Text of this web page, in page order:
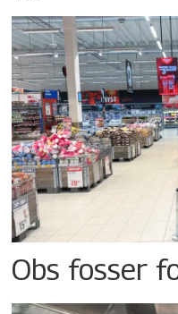
Obs fosser